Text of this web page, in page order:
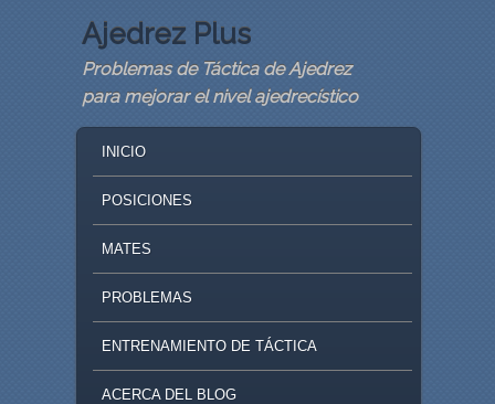
Ajedrez Plus
Problemas de Táctica de Ajedrez
para mejorar el nivel ajedrecístico
SKIP TO PRIMARY CONTENT
SKIP TO SECONDARY CONTENT
INICIO
POSICIONES
MATES
PROBLEMAS
ENTRENAMIENTO DE TÁCTICA
ACERCA DEL BLOG